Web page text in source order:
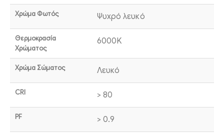
Χρώμα Φωτός Ψυχρό λευκό
Θερμοκρασία
Χρώματος
6000K
Χρώμα Σώματος Λευκό
CRI > 80
PF > 0.9